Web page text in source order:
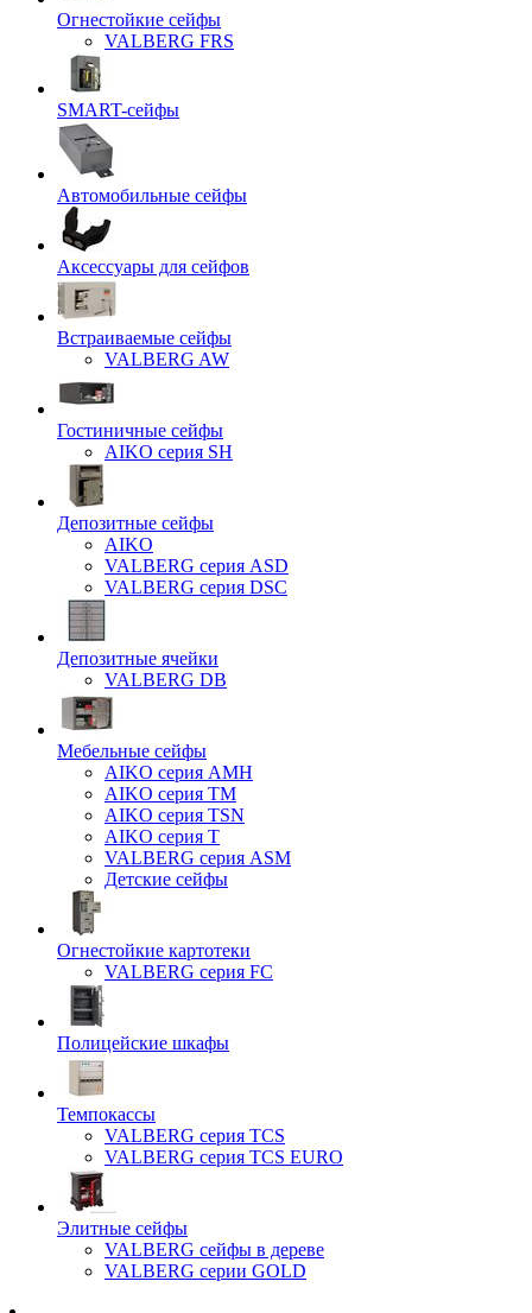
Огнестойкие сейфы
VALBERG FRS
SMART-сейфы
Автомобильные сейфы
Аксессуары для сейфов
Встраиваемые сейфы
VALBERG AW
Гостиничные сейфы
AIKO серия SH
Депозитные сейфы
AIKO
VALBERG серия ASD
VALBERG серия DSC
Депозитные ячейки
VALBERG DB
Мебельные сейфы
AIKO серия AMH
AIKO серия TM
AIKO серия TSN
AIKO серия Т
VALBERG серия ASM
Детские сейфы
Огнестойкие картотеки
VALBERG серия FC
Полицейские шкафы
Темпокассы
VALBERG серия TCS
VALBERG серия TCS EURO
Элитные сейфы
VALBERG сейфы в дереве
VALBERG серии GOLD